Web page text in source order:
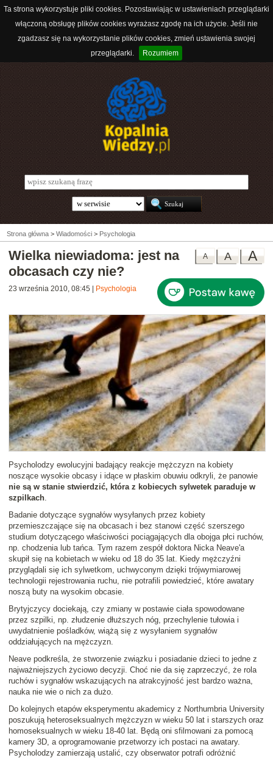
Ta strona wykorzystuje pliki cookies. Pozostawiając w ustawieniach przeglądarki
włączoną obsługę plików cookies wyrażasz zgodę na ich użycie. Jeśli nie
zgadzasz się na wykorzystanie plików cookies, zmień ustawienia swojej
przeglądarki.
Rozumiem
Strona główna > Wiadomości > Psychologia
A
A
A
Wielka niewiadoma: jest na
obcasach czy nie?
23 września 2010, 08:45 Psychologia
Psycholodzy ewolucyjni badający reakcje mężczyzn na kobiety
noszące wysokie obcasy i idące w płaskim obuwiu odkryli, że panowie
nie są w stanie stwierdzić, która z kobiecych sylwetek paraduje w
szpilkach
Badanie dotyczące sygnałów wysyłanych przez kobiety
przemieszczające się na obcasach i bez stanowi część szerszego
studium dotyczącego właściwości pociągających dla obojga płci ruchów,
np. chodzenia lub tańca. Tym razem zespół doktora Nicka Neave'a
skupił się na kobietach w wieku od 18 do 35 lat. Kiedy mężczyźni
przyglądali się ich sylwetkom, uchwyconym dzięki trójwymiarowej
technologii rejestrowania ruchu, nie potrafili powiedzieć, które awatary
noszą buty na wysokim obcasie.
Brytyjczycy dociekają, czy zmiany w postawie ciała spowodowane
przez szpilki, np. złudzenie dłuższych nóg, przechylenie tułowia i
uwydatnienie pośladków, wiążą się z wysyłaniem sygnałów
oddziałujących na mężczyzn.
Neave podkreśla, że stworzenie związku i posiadanie dzieci to jedne z
najważniejszych życiowo decyzji. Choć nie da się zaprzeczyć, że rola
ruchów i sygnałów wskazujących na atrakcyjność jest bardzo ważna,
nauka nie wie o nich za dużo.
Do kolejnych etapów eksperymentu akademicy z Northumbria University
poszukują heteroseksualnych mężczyzn w wieku 50 lat i starszych oraz
homoseksualnych w wieku 18-40 lat. Będą oni sfilmowani za pomocą
kamery 3D, a oprogramowanie przetworzy ich postaci na awatary.
Psycholodzy zamierzają ustalić, czy obserwator potrafi odróżnić